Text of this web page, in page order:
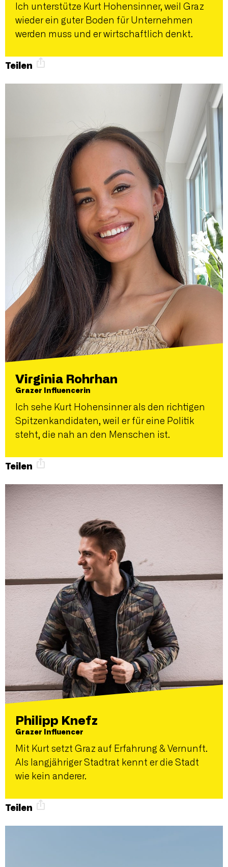
Ich unterstütze Kurt Hohensinner, weil Graz
wieder ein guter Boden für Unternehmen
werden muss und er wirtschaftlich denkt.
Teilen
Virginia Rohrhan
Grazer Influencerin
Ich sehe Kurt Hohensinner als den richtigen
Spitzenkandidaten, weil er für eine Politik
steht, die nah an den Menschen ist.
Teilen
Philipp Knefz
Grazer Influencer
Mit Kurt setzt Graz auf Erfahrung & Vernunft.
Als langjähriger Stadtrat kennt er die Stadt
wie kein anderer.
Teilen